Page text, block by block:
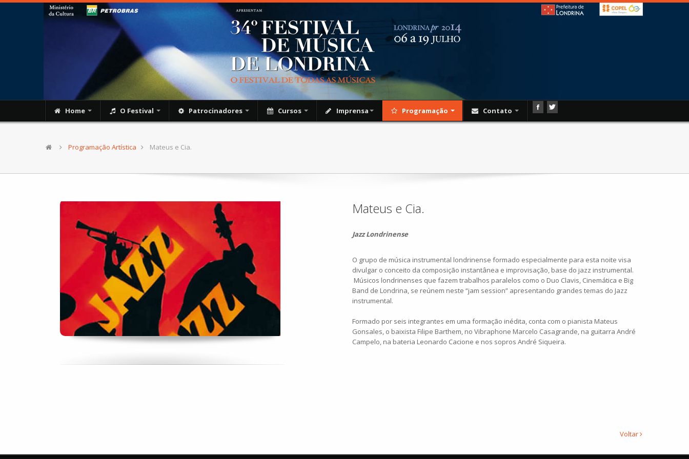
Home O Festival Patrocinadores Cursos Imprensa Programação Contato
Programação Artística Mateus e Cia.
Mateus e Cia.
Jazz Londrinense
O grupo de música instrumental londrinense formado especialmente para esta noite visa
divulgar o conceito da composição instantânea e improvisação, base do jazz instrumental.
Músicos londrinenses que fazem trabalhos paralelos como o Duo Clavis, Cinemática e Big
Band de Londrina, se reúnem neste “jam session” apresentando grandes temas do Jazz
instrumental.
Formado por seis integrantes em uma formação inédita, conta com o pianista Mateus
Gonsales, o baixista Filipe Barthem, no Vibraphone Marcelo Casagrande, na guitarra André
Campelo, na bateria Leonardo Cacione e nos sopros André Siqueira.
Voltar